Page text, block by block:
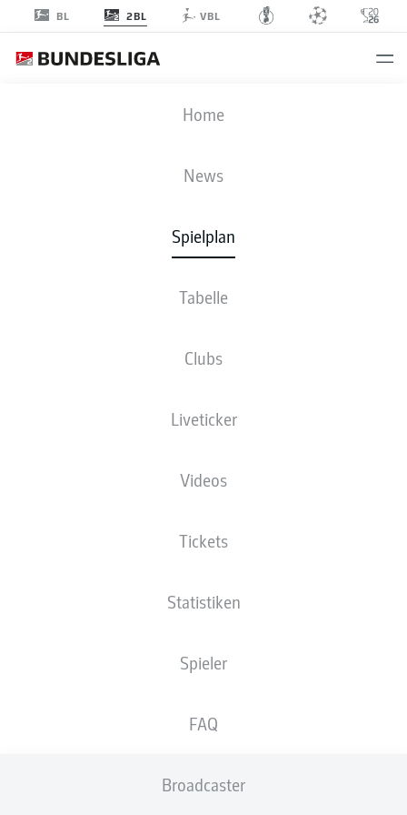
BL 2BL VBL
Home
News
Spielplan
Tabelle
Clubs
Liveticker
Videos
Tickets
Statistiken
Spieler
FAQ
Broadcaster
FCN
AUFSTELLUNGEN
0 0